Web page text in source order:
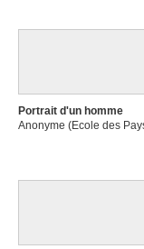
Portrait d'un homme
Anonyme (Ecole des